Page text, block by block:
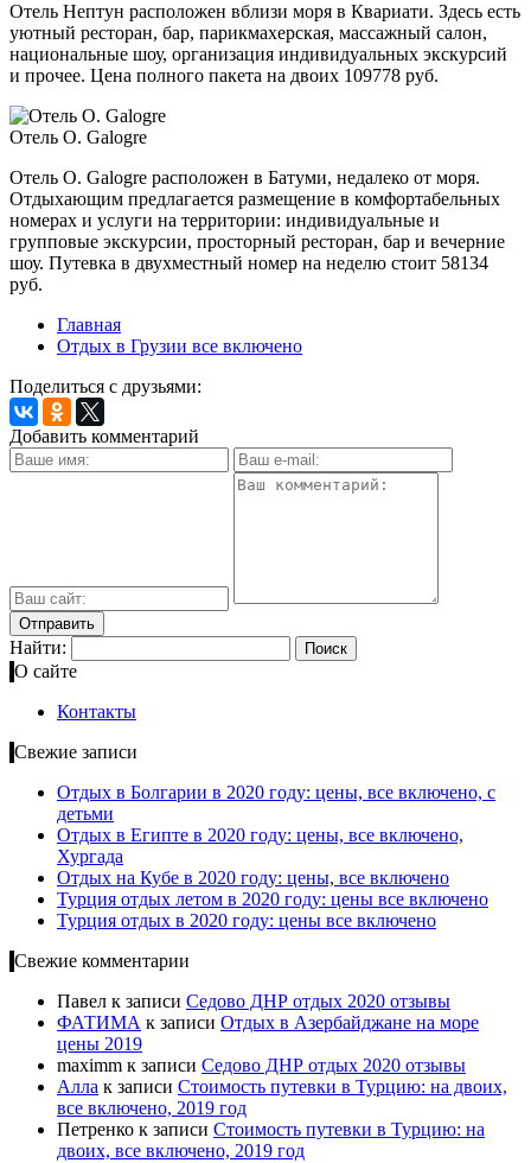
Отель Нептун расположен вблизи моря в Квариати. Здесь есть
уютный ресторан, бар, парикмахерская, массажный салон,
национальные шоу, организация индивидуальных экскурсий
и прочее. Цена полного пакета на двоих 109778 руб.
Отель O. Galogre
Отель O. Galogre расположен в Батуми, недалеко от моря.
Отдыхающим предлагается размещение в комфортабельных
номерах и услуги на территории: индивидуальные и
групповые экскурсии, просторный ресторан, бар и вечерние
шоу. Путевка в двухместный номер на неделю стоит 58134
руб.
Главная
Отдых в Грузии все включено
Поделиться с друзьями:
Добавить комментарий
Найти:
О сайте
Контакты
Свежие записи
Отдых в Болгарии в 2020 году: цены, все включено, с
детьми
Отдых в Египте в 2020 году: цены, все включено,
Хургада
Отдых на Кубе в 2020 году: цены, все включено
Турция отдых летом в 2020 году: цены все включено
Турция отдых в 2020 году: цены все включено
Свежие комментарии
Павел к записи Cедово ДНР отдых 2020 отзывы
ФАТИМА к записи Отдых в Азербайджане на море
цены 2019
maximm к записи Cедово ДНР отдых 2020 отзывы
Алла к записи Стоимость путевки в Турцию: на двоих,
все включено, 2019 год
Петренко к записи Стоимость путевки в Турцию: на
двоих, все включено, 2019 год